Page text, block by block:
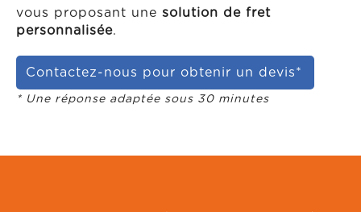
vous proposant une solution de fret
personnalisée.
Contactez-nous pour obtenir un devis*
* Une réponse adaptée sous 30 minutes